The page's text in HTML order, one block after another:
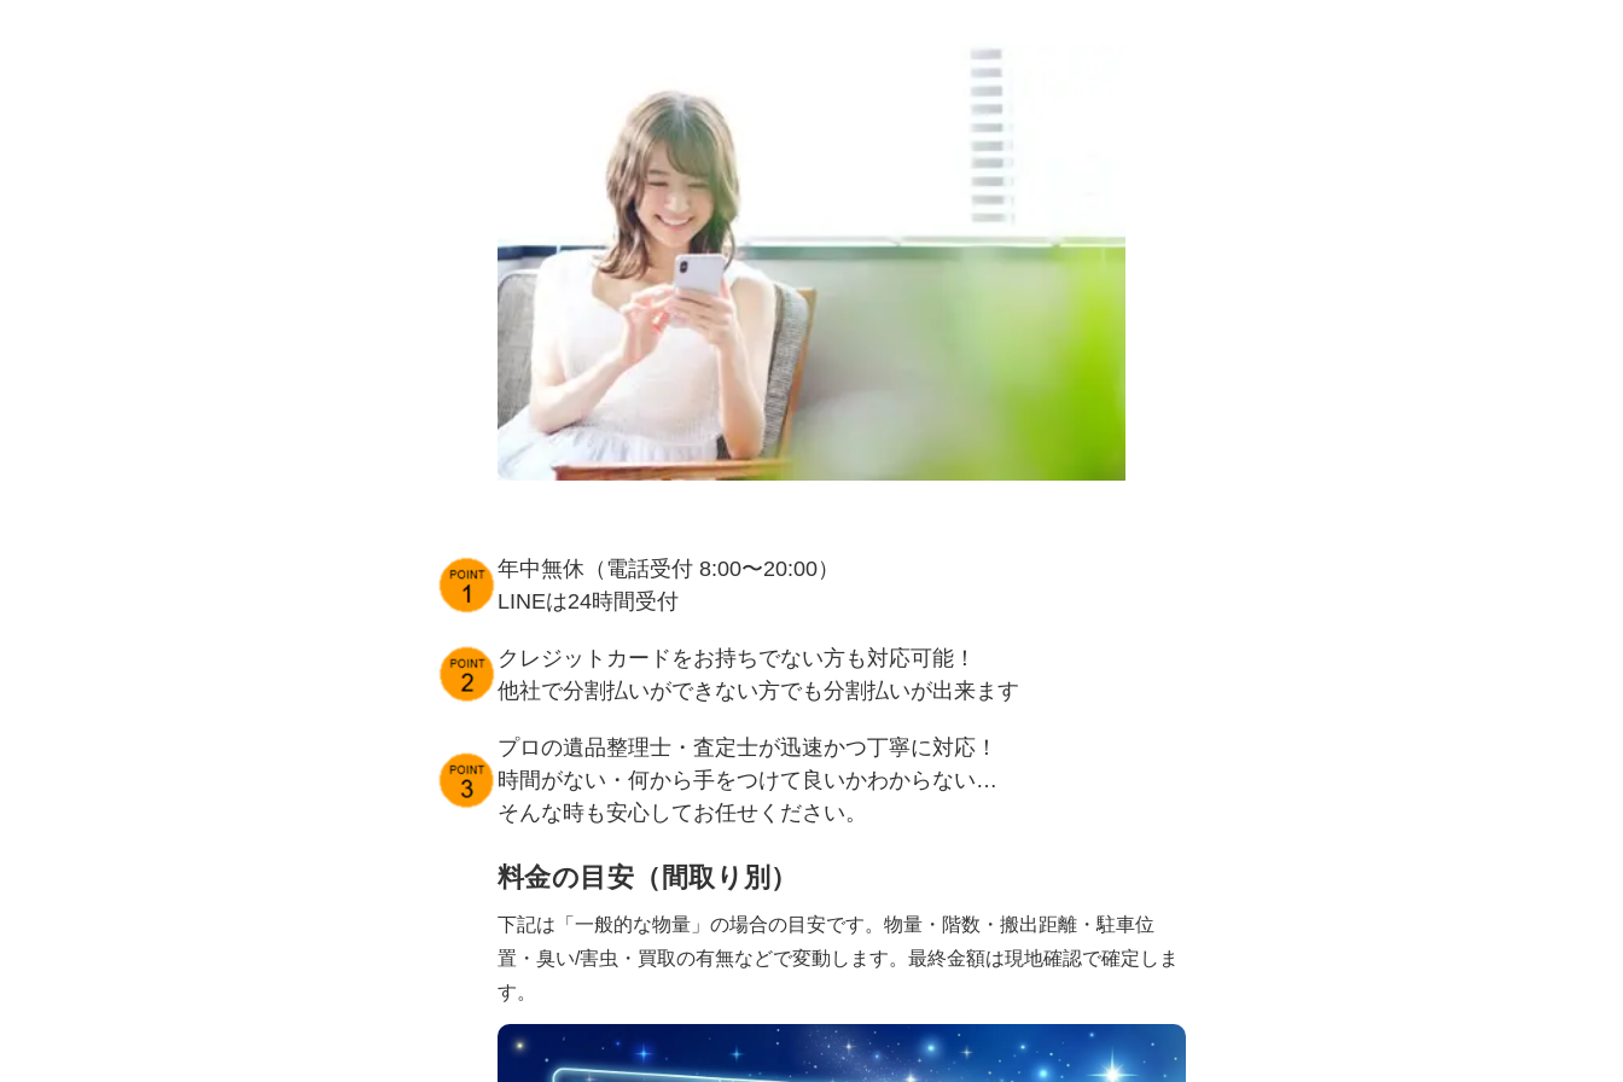
年中無休（電話受付 8:00〜20:00）
LINEは24時間受付
クレジットカードをお持ちでない方も対応可能！
他社で分割払いができない方でも分割払いが出来ます
プロの遺品整理士・査定士が迅速かつ丁寧に対応！
時間がない・何から手をつけて良いかわからない…
そんな時も安心してお任せください。
料金の目安（間取り別）
下記は「一般的な物量」の場合の目安です。物量・階数・搬出距離・駐車位
置・臭い/害虫・買取の有無などで変動します。最終金額は現地確認で確定しま
す。